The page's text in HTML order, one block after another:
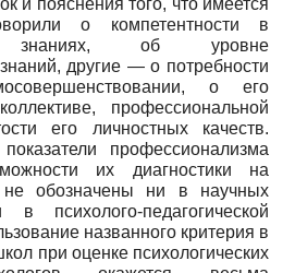
о компетентности в
знаниях, об уровне
другие — о потребности
о его
профессиональной
его личностных качеств.
профессионализма
их диагностики на
не обозначены ни в научных
психолого-педагогической
названного критерия в
при оценке психологических